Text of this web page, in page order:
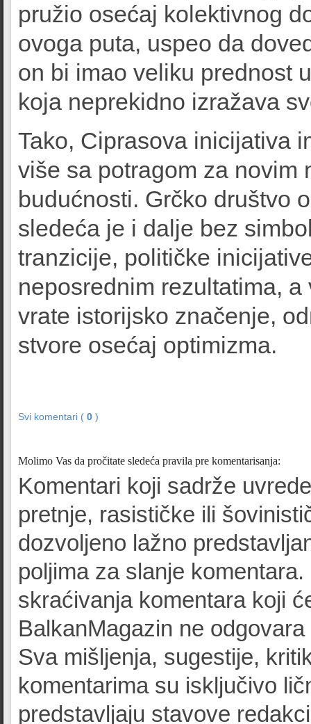
pružio osećaj kolektivnog
ovoga puta, uspeo da
on bi imao veliku prednost
koja neprekidno izražava
Tako, Ciprasova inicijativa
više sa potragom za
budućnosti. Grčko društvo
sledeća je i dalje bez
tranzicije, političke
neposrednim rezultatima,
vrate istorijsko značenje,
stvore osećaj optimizma.
Svi komentari ( 0 )
Molimo Vas da pročitate sledeća pravila pre komentarisanja:
Komentari koji sadrže
pretnje, rasističke ili
dozvoljeno lažno
poljima za slanje
skraćivanja komentara koji
BalkanMagazin ne
Sva mišljenja, sugestije,
komentarima su isključivo
predstavljaju stavove